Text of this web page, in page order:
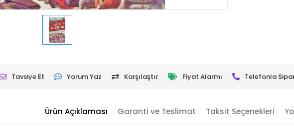
Tavsiye Et Yorum Yaz Karşılaştır Fiyat Alarmı Telefonla
Ürün Açıklaması Garanti ve Teslimat Taksit Seçenekleri